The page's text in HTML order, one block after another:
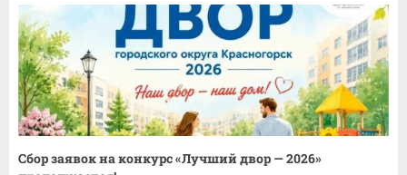
Сбор заявок на конкурс «Лучший двор — 2026»